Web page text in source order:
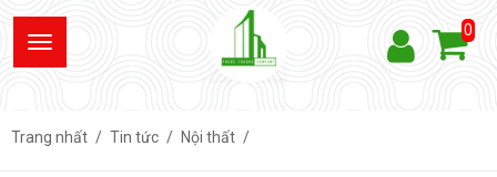
0
Trang nhất Tin tức Nội thất